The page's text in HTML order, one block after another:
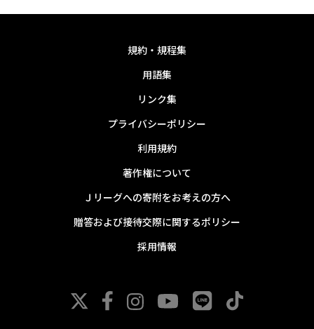
規約・規程集
用語集
リンク集
プライバシーポリシー
利用規約
著作権について
Ｊリーグへの寄附をお考えの方へ
贈答および接待交際に関するポリシー
採用情報